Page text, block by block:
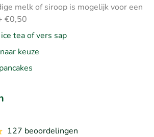
melk of siroop is mogelijk voor een
€0,50
tea of vers sap
keuze
127 beoordelingen